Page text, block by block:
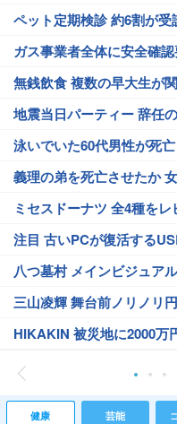
ペット定期検診 約6割が受
ガス事業者全体に安全確
無銭飲食 複数の早大生が
地震当日パーティー 辞任
泳いでいた60代男性が死
義理の弟を死亡させたか
ミセスドーナツ 全4種をレ
注目 古いPCが復活する
八つ墓村 メインビジュア
三山凌輝 舞台前ノリノリ
HIKAKIN 被災地に2000万
健康 芸能